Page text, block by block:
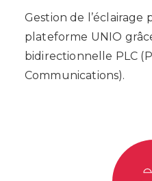
Gestion de l’éclairage
plateforme UNIO
bidirectionnelle PLC
Communications).